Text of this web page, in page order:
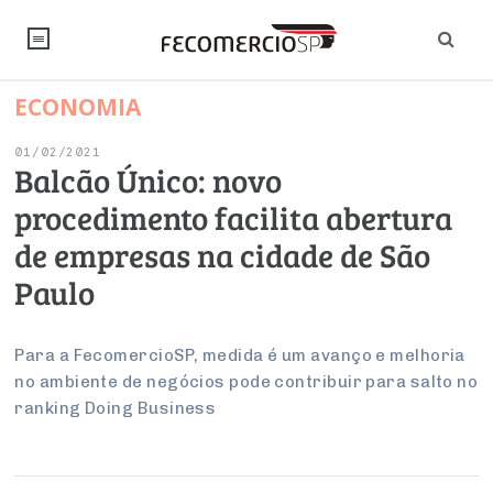
NOTÍCIAS
Editorial
Artigos
Institucional
Debates Fecomercio-SP
PROJETOS ESPECIAIS:
UM BRASIL
UM BRASIL
Economia
Pesquisas
Brasil
Internacional
Modernização do Estado
Inteligência Artificial
Legislação
Empresas
Arbitragem e Mediação
Varejo
Atacado
Sustentabilidade
SINDICATOS
PESQUISAS
FALE CONOSCO
Sobre
Imprensa
CONSELHOS
Conselho de Emprego e Relações do Trabalho
ECONOMIA
01/02/2021
Balcão Único: novo
procedimento facilita abertura
de empresas na cidade de São
Paulo
Para a FecomercioSP, medida é um avanço e melhoria
no ambiente de negócios pode contribuir para salto no
ranking Doing Business